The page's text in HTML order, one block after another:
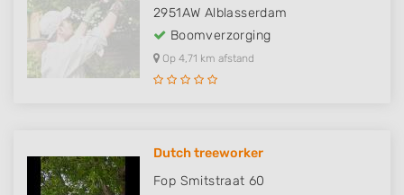
2951AW Alblasserdam
Boomverzorging
Op 4,71 km afstand
Dutch treeworker
Fop Smitstraat 60